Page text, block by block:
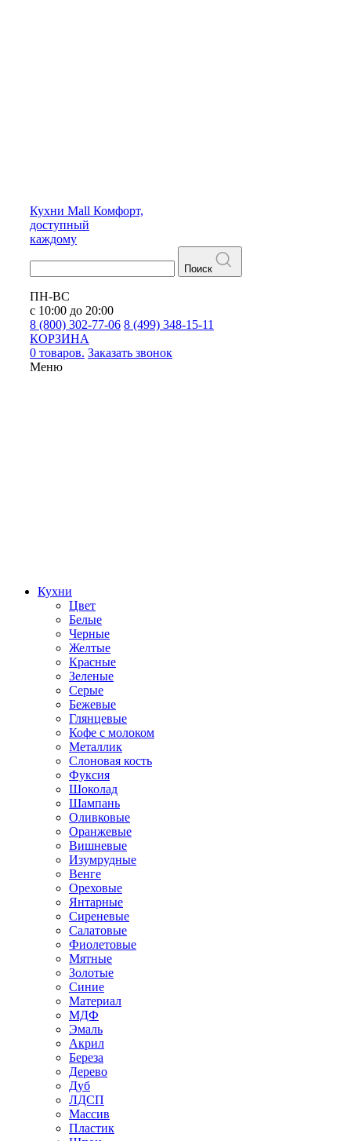
Кухни Mall Комфорт,
доступный
каждому
Поиск
ПН-ВС
с 10:00 до 20:00
8 (800) 302-77-06 8 (499) 348-15-11
КОРЗИНА
0 товаров. Заказать звонок
Меню
Кухни
Цвет
Белые
Черные
Желтые
Красные
Зеленые
Серые
Бежевые
Глянцевые
Кофе с молоком
Металлик
Слоновая кость
Фуксия
Шоколад
Шампань
Оливковые
Оранжевые
Вишневые
Изумрудные
Венге
Ореховые
Янтарные
Сиреневые
Салатовые
Фиолетовые
Мятные
Золотые
Синие
Материал
МДФ
Эмаль
Акрил
Береза
Дерево
Дуб
ЛДСП
Массив
Пластик